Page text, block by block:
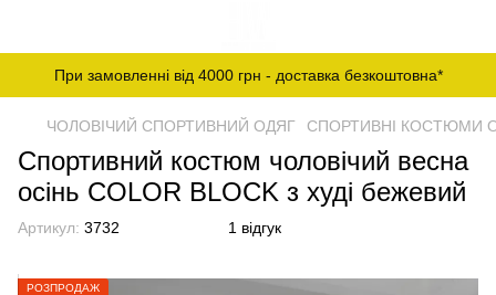
При замовленні від 4000 грн - доставка безкоштовна*
ЧОЛОВІЧИЙ СПОРТИВНИЙ ОДЯГ СПОРТИВНІ КОСТЮМИ
Спортивний костюм чоловічий весна
осінь COLOR BLOCK з худі бежевий
Артикул: 3732 1 відгук
РОЗПРОДАЖ